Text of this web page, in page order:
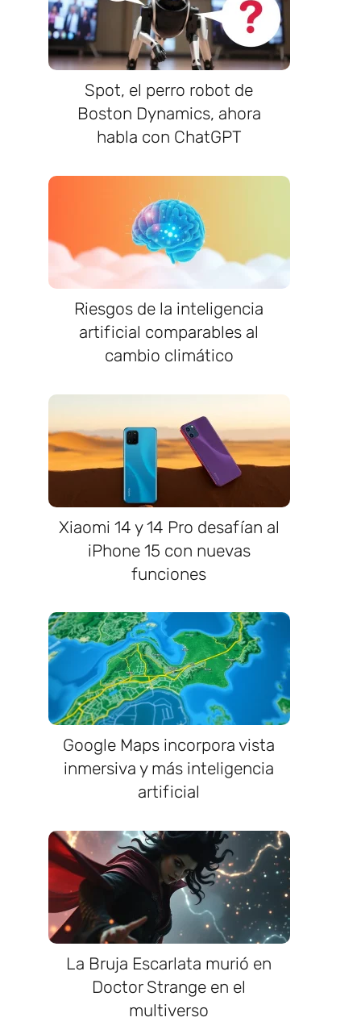
Spot, el perro robot de
Boston Dynamics, ahora
habla con ChatGPT
Riesgos de la inteligencia
artificial comparables al
cambio climático
Xiaomi 14 y 14 Pro desafían al
iPhone 15 con nuevas
funciones
Google Maps incorpora vista
inmersiva y más inteligencia
artificial
La Bruja Escarlata murió en
Doctor Strange en el
multiverso